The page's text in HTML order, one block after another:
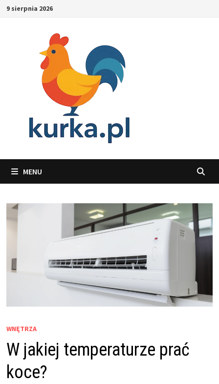
Skip9 sierpnia 2026
MENU
WNĘTRZA
W jakiej temperaturze prać
koce?